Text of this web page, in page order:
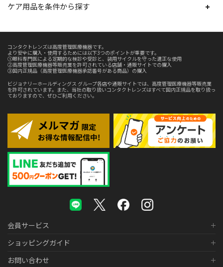
ケア用品を条件から探す
コンタクトレンズは高度管理医療機器です。
より安全に購入・使用するためには以下3つのポイントが重要です。
①眼科専門医による定期的な検診や受診と、装用サイクルを守った適正な使用
②高度管理医療機器等販売業を許可されている店舗・通販サイトでの購入
③国内正規品（高度管理医療機器承認番号がある商品）の購入
ビジョナリーホールディングス グループ各店や通販サイトでは、高度管理医療機器等販売業
を許可されています。また、当社の取り扱いコンタクトレンズはすべて国内正規品を取り扱っ
ておりますので、ぜひご利用ください。
会員サービス
ショッピングガイド
お問い合わせ